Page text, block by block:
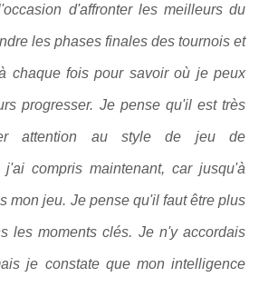
d'affronter les meilleurs du
les phases finales des tournois et
chaque fois pour savoir où je peux
progresser. Je pense qu'il est très
attention au style de jeu de
compris maintenant, car jusqu'à
mon jeu. Je pense qu'il faut être plus
les moments clés. Je n'y accordais
je constate que mon intelligence